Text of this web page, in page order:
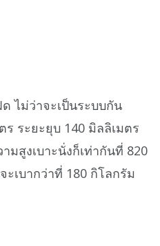
ไม่ว่าจะเป็นระบบกัน
ระยะยุบ 140 มิลลิเมตร
มสูงเบาะนั่งก็เท่ากันที่ 820
เบากว่าที่ 180 กิโลกรัม